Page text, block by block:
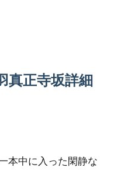
真正寺坂詳細
本中に入った閑静な